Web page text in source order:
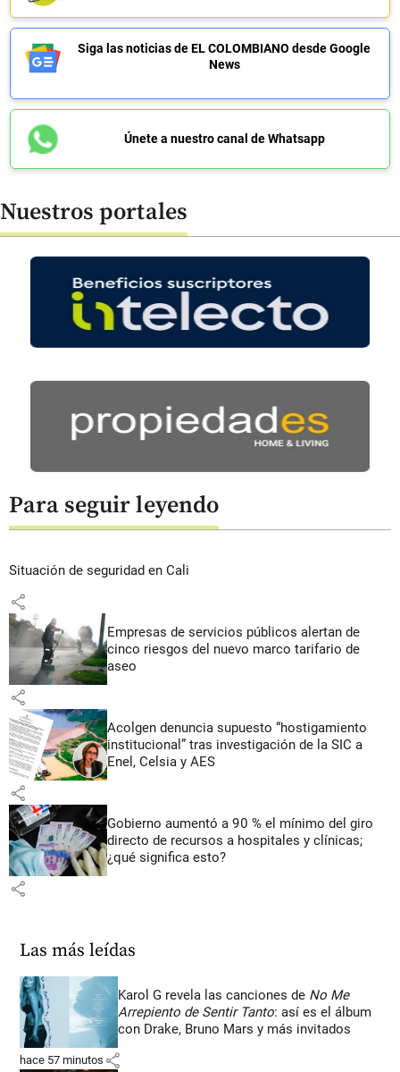
Siga las noticias de EL COLOMBIANO desde Google
News
Únete a nuestro canal de Whatsapp
Nuestros portales
Para seguir leyendo
Situación de seguridad en Cali
share
Empresas de servicios públicos alertan de
cinco riesgos del nuevo marco tarifario de
aseo
share
Acolgen denuncia supuesto “hostigamiento
institucional” tras investigación de la SIC a
Enel, Celsia y AES
share
Gobierno aumentó a 90 % el mínimo del giro
directo de recursos a hospitales y clínicas;
¿qué significa esto?
share
Las más leídas
Karol G revela las canciones de No Me
Arrepiento de Sentir Tanto: así es el álbum
con Drake, Bruno Mars y más invitados
hace 57 minutos share